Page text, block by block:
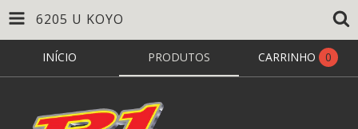
6205 U KOYO
INÍCIO PRODUTOS CARRINHO 0